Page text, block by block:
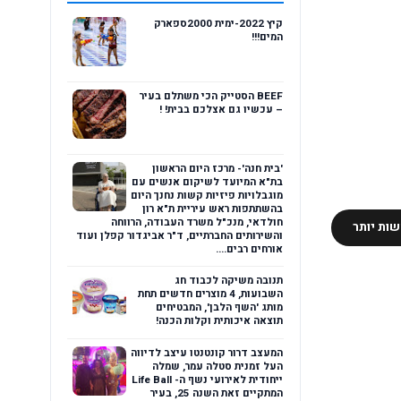
יותר
קיץ 2022-ימית 2000ספארק
המים!!!
BEEF הסטייק הכי משתלם בעיר
– עכשיו גם אצלכם בבית! !
'בית חנה'- מרכז היום הראשון
בת"א המיועד לשיקום אנשים עם
מוגבלויות פיזיות קשות נחנך היום
בהשתתפות ראש עיריית ת"א רון
חולדאי, מנכ"ל משרד העבודה, הרווחה
והשירותים החברתיים, ד"ר אביגדור קפלן ועוד
אורחים רבים....
תנובה משיקה לכבוד חג
השבועות, 4 מוצרים חדשים תחת
מותג 'השף הלבן', המבטיחים
תוצאה איכותית וקלות הכנה!
המעצב דרור קונטנטו עיצב לדיווה
העל זמנית סטלה עמר, שמלה
ייחודית לאירועי נשף ה- Life Ball
המתקיים זאת השנה 25, בעיר